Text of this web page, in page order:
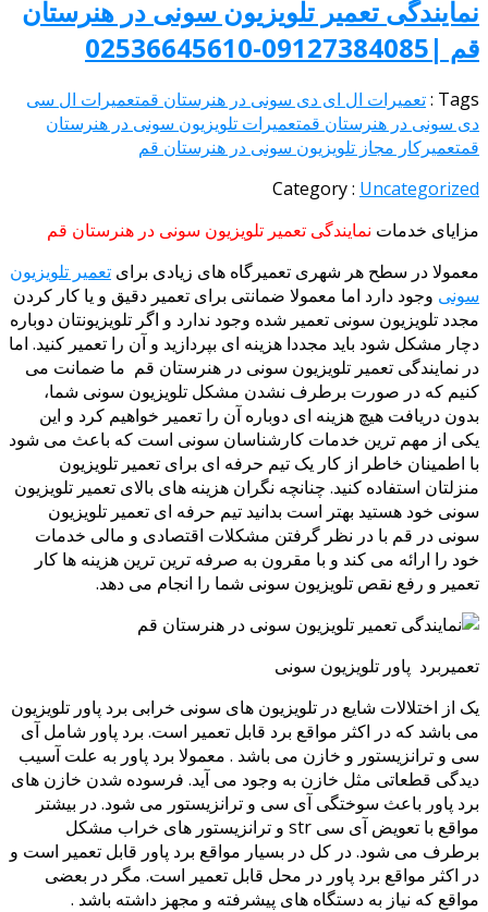
نمایندگی تعمیر تلویزیون سونی در هنرستان
قم |09127384085-02536645610
Tags : تعمیرات ال ای دی سونی در هنرستان قمتعمیرات ال سی
دی سونی در هنرستان قمتعمیرات تلویزیون سونی در هنرستان
قمتعمیرکار مجاز تلویزیون سونی در هنرستان قم
Category : Uncategorized
مزایای خدمات نمایندگی تعمیر تلویزیون سونی در هنرستان قم
معمولا در سطح هر شهری تعمیرگاه های زیادی برای تعمیر تلویزیون
سونی وجود دارد اما معمولا ضمانتی برای تعمیر دقیق و یا کار کردن
مجدد تلویزیون سونی تعمیر شده وجود ندارد و اگر تلویزیونتان دوباره
دچار مشکل شود باید مجددا هزینه ای بپردازید و آن را تعمیر کنید. اما
در نمایندگی تعمیر تلویزیون سونی در هنرستان قم ما ضمانت می
کنیم که در صورت برطرف نشدن مشکل تلویزیون سونی شما،
بدون دریافت هیچ هزینه ای دوباره آن را تعمیر خواهیم کرد و این
یکی از مهم ترین خدمات کارشناسان سونی است که باعث می شود
با اطمینان خاطر از کار یک تیم حرفه ای برای تعمیر تلویزیون
منزلتان استفاده کنید. چنانچه نگران هزینه های بالای تعمیر تلویزیون
سونی خود هستید بهتر است بدانید تیم حرفه ای تعمیر تلویزیون
سونی در قم با در نظر گرفتن مشکلات اقتصادی و مالی خدمات
خود را ارائه می کند و با مقرون به صرفه ترین ترین هزینه ها کار
تعمیر و رفع نقص تلویزیون سونی شما را انجام می دهد.
تعمیربرد پاور تلویزیون سونی
یک از اختلالات شایع در تلویزیون های سونی خرابی برد پاور تلویزیون
می باشد که در اکثر مواقع برد قابل تعمیر است. برد پاور شامل آی
سی و ترانزیستور و خازن می باشد . معمولا برد پاور به علت آسیب
دیدگی قطعاتی مثل خازن به وجود می آید. فرسوده شدن خازن های
برد پاور باعث سوختگی آی سی و ترانزیستور می شود. در بیشتر
مواقع با تعویض آی سی str و ترانزیستور های خراب مشکل
برطرف می شود. در کل در بسیار مواقع برد پاور قابل تعمیر است و
در اکثر مواقع برد پاور در محل قابل تعمیر است. مگر در بعضی
مواقع که نیاز به دستگاه های پیشرفته و مجهز داشته باشد .